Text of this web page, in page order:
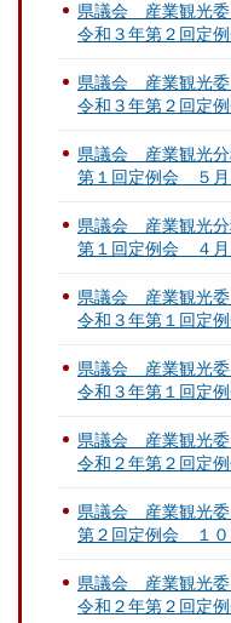
県議会 産業観光
令和３年第２回定
県議会 産業観光
令和３年第２回定
県議会 産業観光
第１回定例会 ５月
県議会 産業観光
第１回定例会 ４月
県議会 産業観光
令和３年第１回定
県議会 産業観光
令和３年第１回定
県議会 産業観光
令和２年第２回定
県議会 産業観光
第２回定例会 １０
県議会 産業観光
令和２年第２回定